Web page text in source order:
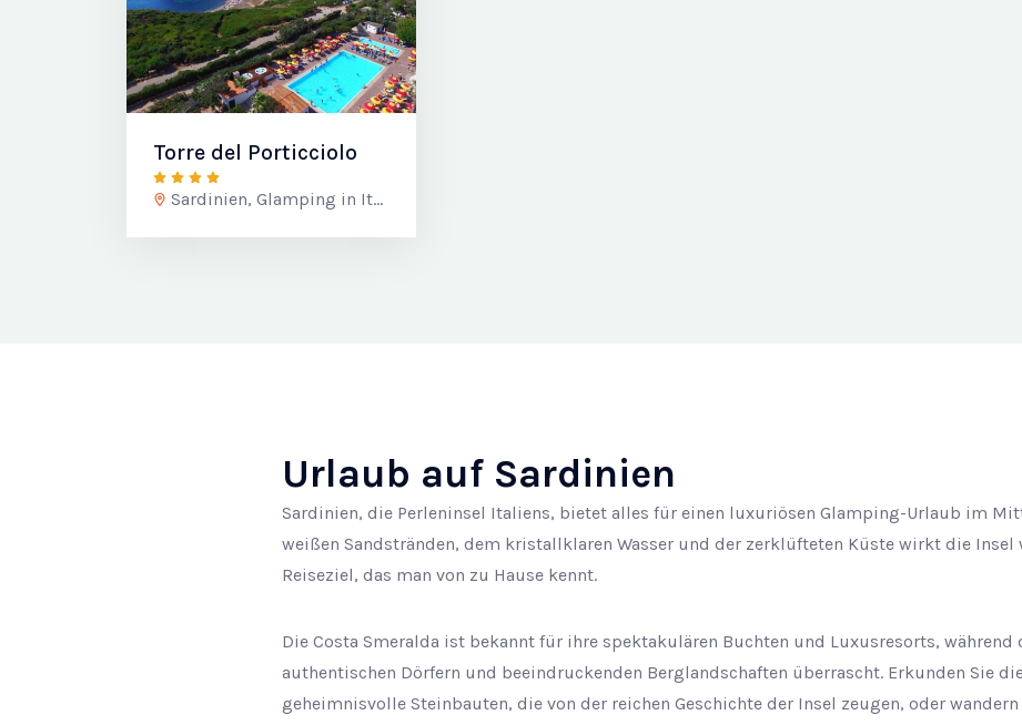
Torre del Porticciolo
Sardinien, Glamping in Italien
Urlaub auf Sardinien
Sardinien, die Perleninsel Italiens, bietet alles für einen luxuriösen Glamping-Urlaub im
weißen Sandstränden, dem kristallklaren Wasser und der zerklüfteten Küste wirkt die Insel
Reiseziel, das man von zu Hause kennt.
Die Costa Smeralda ist bekannt für ihre spektakulären Buchten und Luxusresorts, während
authentischen Dörfern und beeindruckenden Berglandschaften überrascht. Erkunden Sie
geheimnisvolle Steinbauten, die von der reichen Geschichte der Insel zeugen, oder